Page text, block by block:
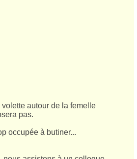
autour de la femelle
pas.
occupée à butiner...